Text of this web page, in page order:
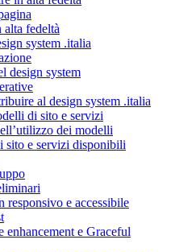
fedeltà
system .italia
design system
al design system .italia
di sito e servizi
dei modelli
sito e servizi disponibili
responsivo e accessibile
enhancement e Graceful